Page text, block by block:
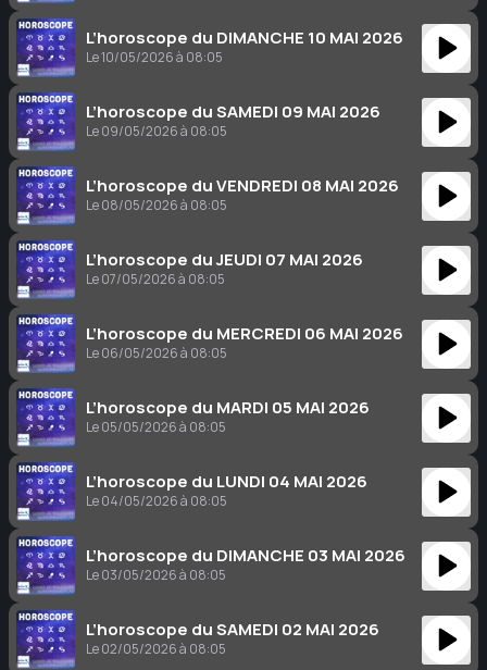
L’horoscope du DIMANCHE 10 MAI 2026
Le 10/05/2026 à 08:05
L’horoscope du SAMEDI 09 MAI 2026
Le 09/05/2026 à 08:05
L’horoscope du VENDREDI 08 MAI 2026
Le 08/05/2026 à 08:05
L’horoscope du JEUDI 07 MAI 2026
Le 07/05/2026 à 08:05
L’horoscope du MERCREDI 06 MAI 2026
Le 06/05/2026 à 08:05
L’horoscope du MARDI 05 MAI 2026
Le 05/05/2026 à 08:05
L’horoscope du LUNDI 04 MAI 2026
Le 04/05/2026 à 08:05
L’horoscope du DIMANCHE 03 MAI 2026
Le 03/05/2026 à 08:05
L’horoscope du SAMEDI 02 MAI 2026
Le 02/05/2026 à 08:05